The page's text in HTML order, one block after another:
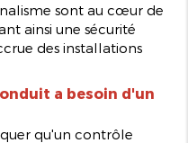
sont au cœur de
ainsi une sécurité
des installations
a besoin d'un
qu'un contrôle